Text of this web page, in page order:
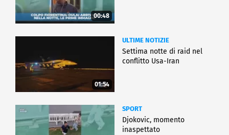
00:48
01:54
ULTIME NOTIZIE
Settima notte di raid nel
conflitto Usa-Iran
SPORT
Djokovic, momento
inaspettato